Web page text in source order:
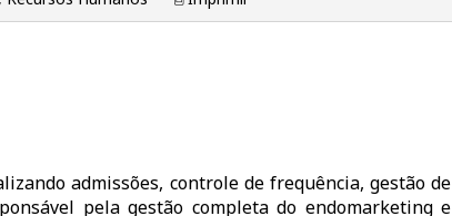
admissões, controle de frequência, gestão de
pela gestão completa do endomarketing e